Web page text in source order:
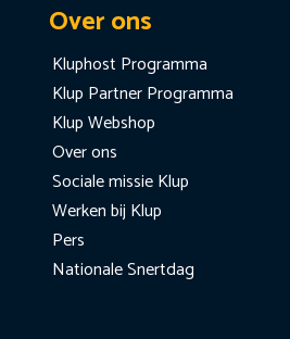
Over ons
Kluphost Programma
Klup Partner Programma
Klup Webshop
Over ons
Sociale missie Klup
Werken bij Klup
Pers
Nationale Snertdag